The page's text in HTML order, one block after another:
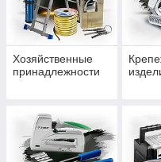
Хозяйственные
принадлежности